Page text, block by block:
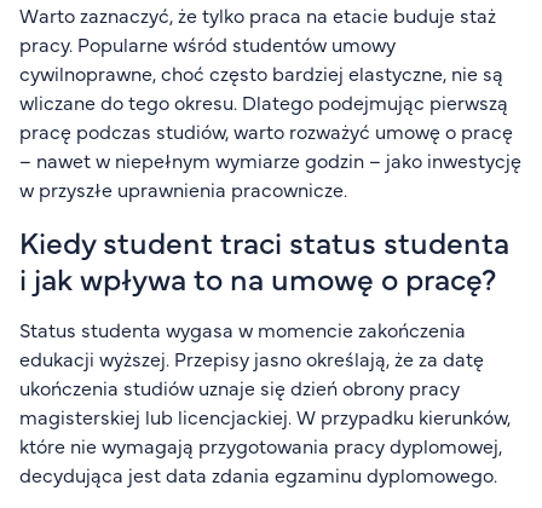
Warto zaznaczyć, że tylko praca na etacie buduje staż
pracy. Popularne wśród studentów umowy
cywilnoprawne, choć często bardziej elastyczne, nie są
wliczane do tego okresu. Dlatego podejmując pierwszą
pracę podczas studiów, warto rozważyć umowę o pracę
– nawet w niepełnym wymiarze godzin – jako inwestycję
w przyszłe uprawnienia pracownicze.
Kiedy student traci status studenta
i jak wpływa to na umowę o pracę?
Status studenta wygasa w momencie zakończenia
edukacji wyższej. Przepisy jasno określają, że za datę
ukończenia studiów uznaje się dzień obrony pracy
magisterskiej lub licencjackiej. W przypadku kierunków,
które nie wymagają przygotowania pracy dyplomowej,
decydująca jest data zdania egzaminu dyplomowego.